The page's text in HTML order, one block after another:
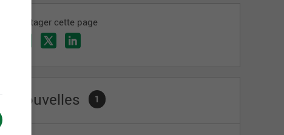
Partager cette page
Nouvelles 1